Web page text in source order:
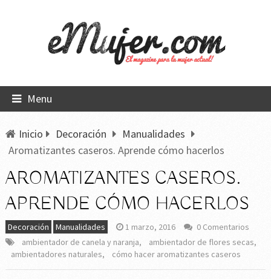
Menu
Inicio Decoración
Manualidades
Aromatizantes caseros. Aprende cómo hacerlos
AROMATIZANTES CASEROS.
APRENDE CÓMO HACERLOS
Decoración Manualidades 1 marzo, 2016
0 Comentarios
ambientador de canela y naranja, ambientador de flores secas,
ambientadores naturales, cómo hacer aromatizantes caseros